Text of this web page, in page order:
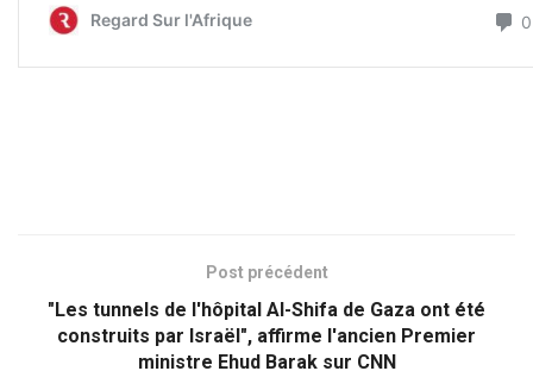
Post précédent
"Les tunnels de l'hôpital Al-Shifa de Gaza ont été
construits par Israël", affirme l'ancien Premier
ministre Ehud Barak sur CNN